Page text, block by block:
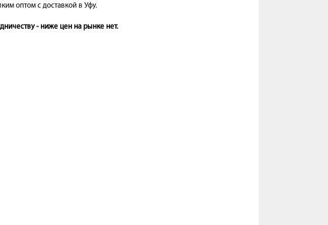
оптом с доставкой в Уфу.
- ниже цен на рынке нет.